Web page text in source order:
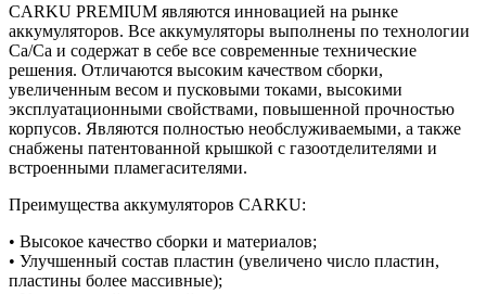
CARKU PREMIUM являются инновацией на рынке
аккумуляторов. Все аккумуляторы выполнены по технологии
Са/Са и содержат в себе все современные технические
решения. Отличаются высоким качеством сборки,
увеличенным весом и пусковыми токами, высокими
эксплуатационными свойствами, повышенной прочностью
корпусов. Являются полностью необслуживаемыми, а также
снабжены патентованной крышкой с газоотделителями и
встроенными пламегасителями.
Преимущества аккумуляторов CARKU:
• Высокое качество сборки и материалов;
• Улучшенный состав пластин (увеличено число пластин,
пластины более массивные);